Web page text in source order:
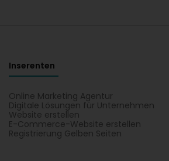
Inserenten
Online Marketing Agentur
Digitale Lösungen für Unternehmen
Website erstellen
E-Commerce-Website erstellen
Registrierung Gelben Seiten